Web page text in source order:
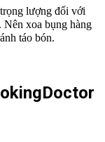
lượng đối với
Nên xoa bụng hàng
táo bón.